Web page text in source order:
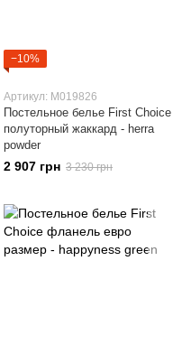
−10%
Артикул: M019826
Постельное белье First Choice
полуторный жаккард - herra
powder
2 907 грн 3 230 грн